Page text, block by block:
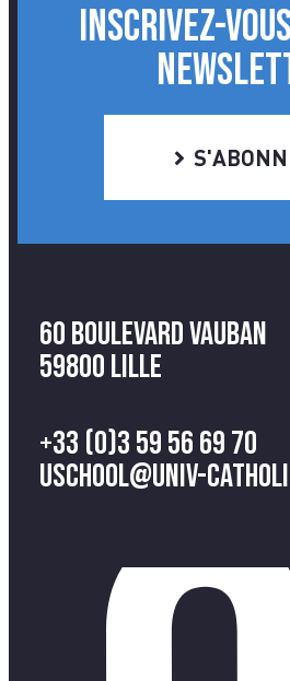
INSCRIVEZ-
60 Boulevard Vauban
59800 Lille
+33 (0)3 59 56 69 70
uschool@univ-